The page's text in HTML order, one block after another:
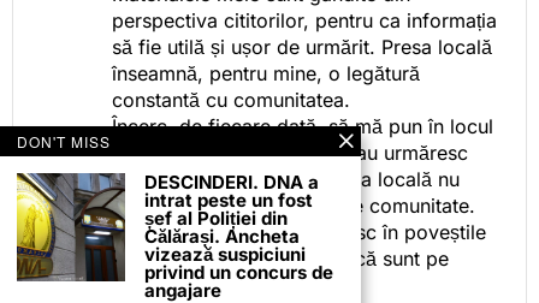
perspectiva cititorilor, pentru ca informația
să fie utilă și ușor de urmărit. Presa locală
înseamnă, pentru mine, o legătură
constantă cu comunitatea.
Încerc, de fiecare dată, să mă pun în locul
celor care citesc, privesc sau urmăresc
ceea ce fac. Pentru că presa locală nu
este despre mine, ci despre comunitate.
Iar dacă oamenii se regăsesc în poveștile
pe care le spun, înseamnă că sunt pe
drumul bun.
DON'T MISS
DESCINDERI. DNA a
intrat peste un fost
șef al Poliției din
Călărași. Ancheta
vizează suspiciuni
privind un concurs de
angajare